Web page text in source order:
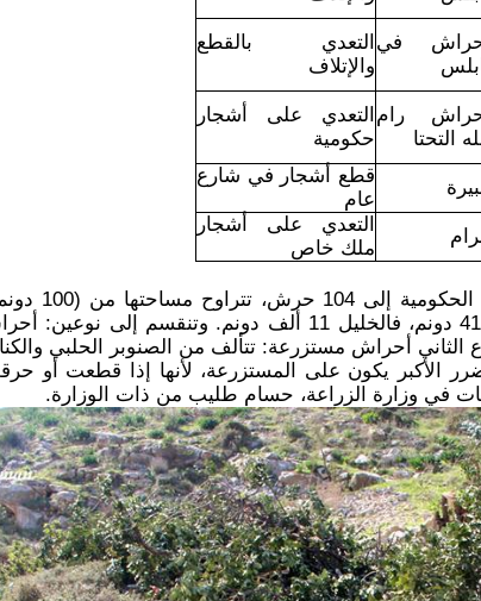
في التعدي بالقطع
والإتلاف
رام
التحتا
التعدي على أشجار
حكومية
قطع أشجار في شارع
عام
التعدي على أشجار
ملك خاص
أكبرها في طوباس 63 ألف دونم، ثم جنين 41500 دونم، فالخليل 11 ألف
أحراش مستزرعة: تتألف من الصنوبر الحلبي
الأكبر يكون على المستزرعة، لأنها إذا قطعت أو
في وزارة الزراعة، حسام طليب من ذات الوزارة.